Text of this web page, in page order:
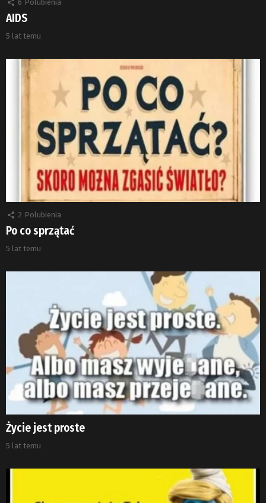
6 Polubienia
AIDS
5 lat temu
2 Polubienia
Po co sprzątać
5 lat temu
Życie jest proste
5 lat temu